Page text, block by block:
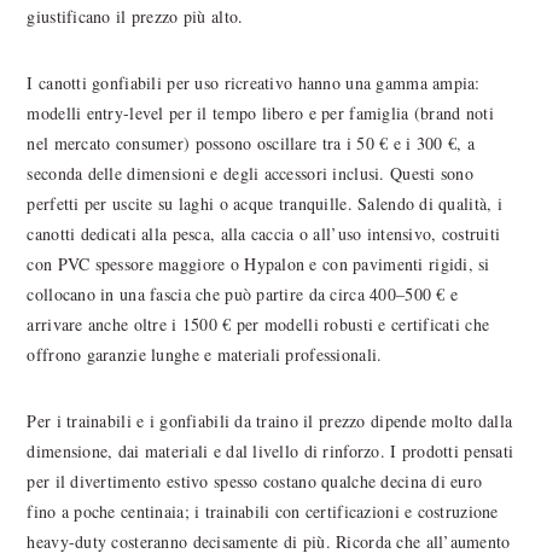
giustificano il prezzo più alto.
I canotti gonfiabili per uso ricreativo hanno una gamma ampia:
modelli entry-level per il tempo libero e per famiglia (brand noti
nel mercato consumer) possono oscillare tra i 50 € e i 300 €, a
seconda delle dimensioni e degli accessori inclusi. Questi sono
perfetti per uscite su laghi o acque tranquille. Salendo di qualità, i
canotti dedicati alla pesca, alla caccia o all’uso intensivo, costruiti
con PVC spessore maggiore o Hypalon e con pavimenti rigidi, si
collocano in una fascia che può partire da circa 400–500 € e
arrivare anche oltre i 1500 € per modelli robusti e certificati che
offrono garanzie lunghe e materiali professionali.
Per i trainabili e i gonfiabili da traino il prezzo dipende molto dalla
dimensione, dai materiali e dal livello di rinforzo. I prodotti pensati
per il divertimento estivo spesso costano qualche decina di euro
fino a poche centinaia; i trainabili con certificazioni e costruzione
heavy-duty costeranno decisamente di più. Ricorda che all’aumento